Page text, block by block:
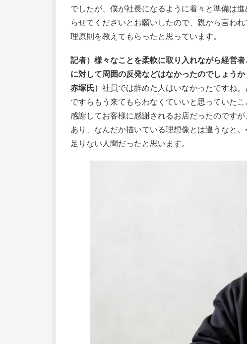
でしたが、僕が社長になるように着々と準備は
らせてくださいとお願いしたので、親から言わ
理原則を教えてもらったと思っています。
記者）様々なことを柔軟に取り入れながら経営
に対して周囲の反発などはなかったのでしょうか
赤塚氏） 社員では辞めた人はいなかったですね
ですらもう来てもらわなくていいと思っていた
感謝してお客様に感謝されるお店だったのです
あり、なんだか描いている理想像とは違うなと
足りない人間だったと思います。